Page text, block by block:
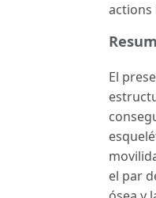
actions
El
el par